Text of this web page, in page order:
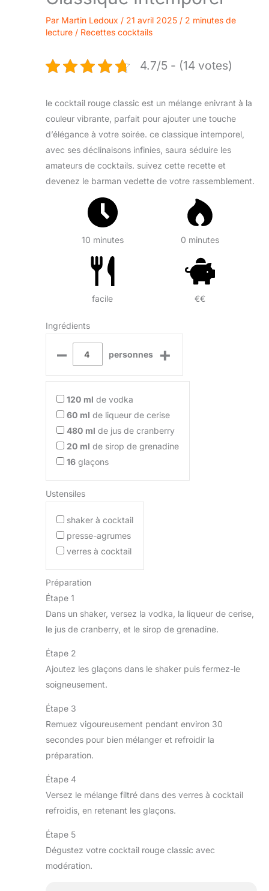
Par Martin Ledoux / 21 avril 2025 / 2 minutes de
lecture / Recettes cocktails
4.7/5 - (14 votes)
le cocktail rouge classic est un mélange enivrant à la
couleur vibrante, parfait pour ajouter une touche
d’élégance à votre soirée. ce classique intemporel,
avec ses déclinaisons infinies, saura séduire les
amateurs de cocktails. suivez cette recette et
devenez le barman vedette de votre rassemblement.
10 minutes 0 minutes
facile €€
Ingrédients
– personnes +
120 ml de vodka
60 ml de liqueur de cerise
480 ml de jus de cranberry
20 ml de sirop de grenadine
16 glaçons
Ustensiles
shaker à cocktail
presse-agrumes
verres à cocktail
Préparation
Étape 1
Dans un shaker, versez la vodka, la liqueur de cerise,
le jus de cranberry, et le sirop de grenadine.
Étape 2
Ajoutez les glaçons dans le shaker puis fermez-le
soigneusement.
Étape 3
Remuez vigoureusement pendant environ 30
secondes pour bien mélanger et refroidir la
préparation.
Étape 4
Versez le mélange filtré dans des verres à cocktail
refroidis, en retenant les glaçons.
Étape 5
Dégustez votre cocktail rouge classic avec
modération.